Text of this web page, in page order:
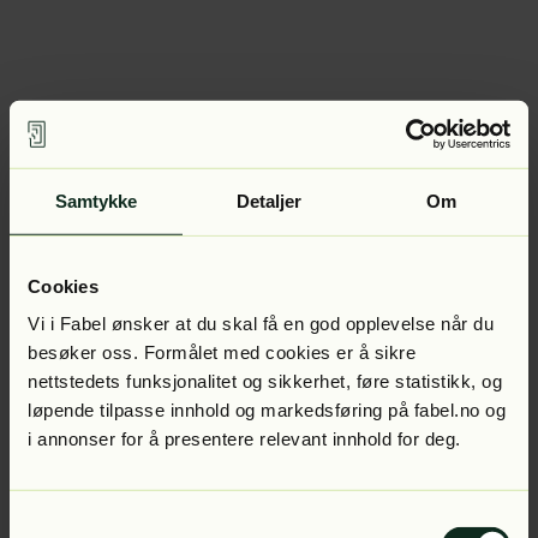
Samtykke Detaljer Om
Cookies
Vi i Fabel ønsker at du skal få en god opplevelse når du
besøker oss. Formålet med cookies er å sikre
nettstedets funksjonalitet og sikkerhet, føre statistikk, og
løpende tilpasse innhold og markedsføring på fabel.no og
i annonser for å presentere relevant innhold for deg.